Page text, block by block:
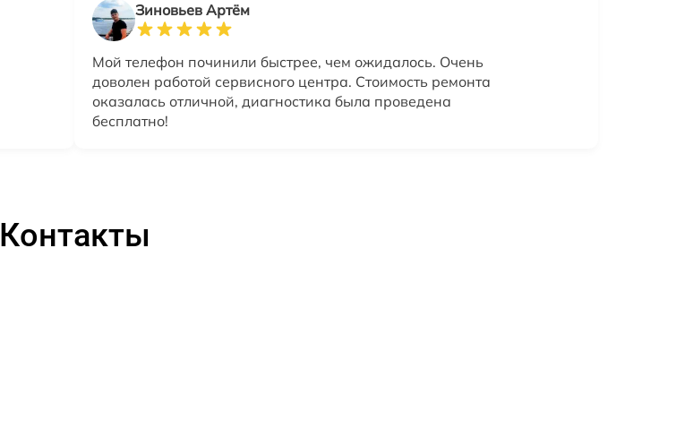
Зиновьев Артём
Мой телефон починили быстрее, чем ожидалось. Очень
доволен работой сервисного центра. Стоимость ремонта
оказалась отличной, диагностика была проведена
бесплатно!
Контакты